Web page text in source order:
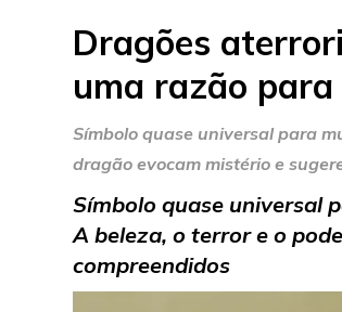
Dragões
uma razão para
Símbolo quase universal para
dragão evocam mistério e
Símbolo quase universal
A beleza, o terror e o
compreendidos